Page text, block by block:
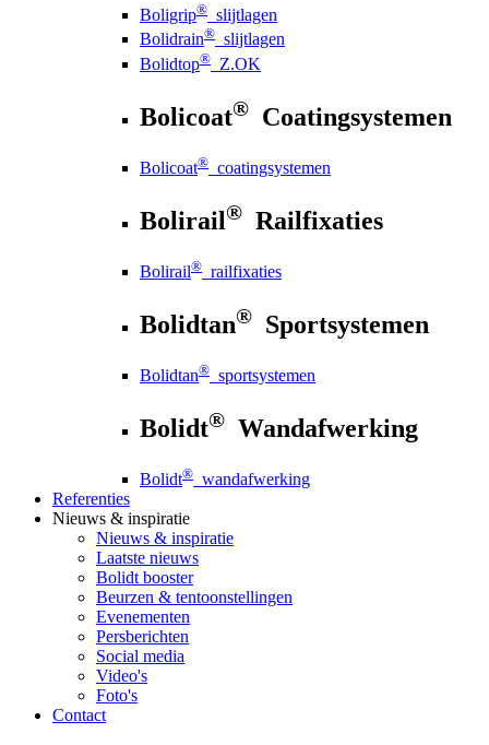
Boligrip® slijtlagen
Bolidrain® slijtlagen
Bolidtop® Z.OK
Bolicoat® Coatingsystemen
Bolicoat® coatingsystemen
Bolirail® Railfixaties
Bolirail® railfixaties
Bolidtan® Sportsystemen
Bolidtan® sportsystemen
Bolidt® Wandafwerking
Bolidt® wandafwerking
Referenties
Nieuws & inspiratie
Nieuws & inspiratie
Laatste nieuws
Bolidt booster
Beurzen & tentoonstellingen
Evenementen
Persberichten
Social media
Video's
Foto's
Contact